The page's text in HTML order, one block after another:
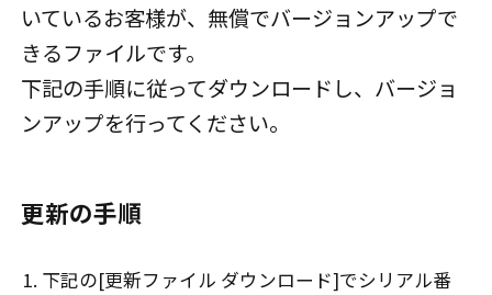
いているお客様が、無償でバージョンアップで
きるファイルです。
下記の手順に従ってダウンロードし、バージョ
ンアップを行ってください。
更新の手順
下記の[更新ファイル ダウンロード]でシリアル番